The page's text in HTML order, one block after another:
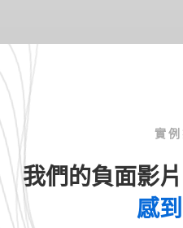
實
我們的負面影
感